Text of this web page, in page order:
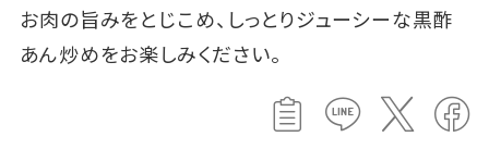
お肉の旨みをとじこめ、しっとりジューシーな黒酢
あん炒めをお楽しみください。